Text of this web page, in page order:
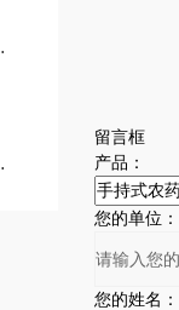
留言框
产品：
您的单位：
您的姓名：